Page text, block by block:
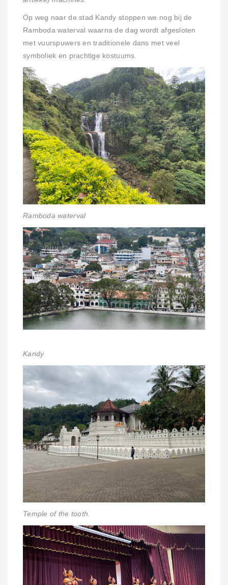
Op weg naar de stad Kandy stoppen we nog bij de
Ramboda waterval waarna de dag wordt afgesloten
met vuurspuwers en traditionele dans met veel
symboliek en prachtige kostuums.
Ramboda waterval
Kandy
Temple of the tooth.